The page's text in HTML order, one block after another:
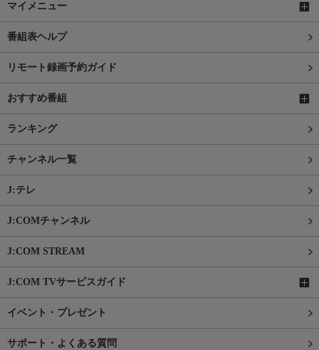
マイメニュー
番組表ヘルプ
リモート録画予約ガイド
おすすめ番組
ランキング
チャンネル一覧
J:テレ
J:COMチャンネル
J:COM STREAM
J:COM TVサービスガイド
イベント・プレゼント
サポート・よくある質問